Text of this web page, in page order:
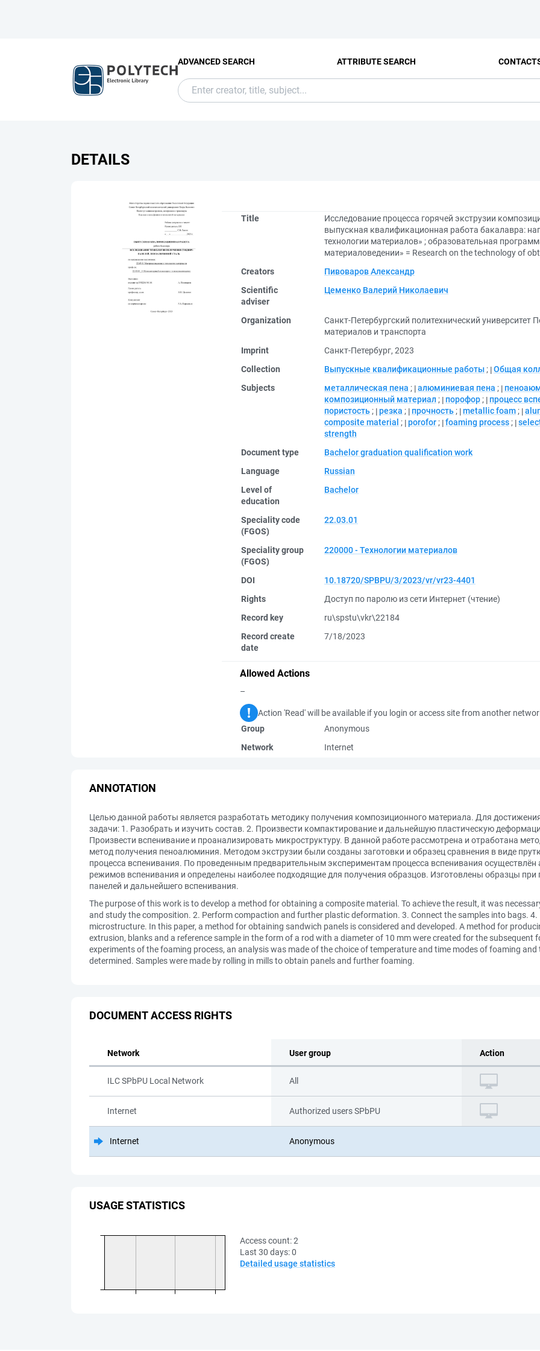
ADVANCED SEARCH ATTRIBUTE SEARCH
DETAILS
Title
Исследование процесса горячей экструзии
выпускная квалификационная работа бакалавра:
технологии материалов» ; образовательная
материаловедении» = Research on the technology of
Creators
Пивоваров Александр
Scientific
adviser
Цеменко Валерий Николаевич
Organization
Санкт-Петербургский политехнический
материалов и транспорта
Imprint
Санкт-Петербург, 2023
Collection
Выпускные квалификационные работы ; Общая
Subjects
металлическая пена ; алюминиевая пена ;
композиционный материал ; порофор ;
процесс
пористость ; резка ; прочность ; metallic foam ;
composite material ; porofor ; foaming process ;
strength
Document type
Bachelor graduation qualification work
Language
Russian
Level of
education
Bachelor
Speciality code
(FGOS)
22.03.01
Speciality group
(FGOS)
220000 - Технологии материалов
DOI
10.18720/SPBPU/3/2023/vr/vr23-4401
Rights
Доступ по паролю из сети Интернет (чтение)
Record key
ru\spstu\vkr\22184
Record create
date
7/18/2023
Allowed Actions
–
Action 'Read' will be available if you login or access site from another
Group
Anonymous
Network
Internet
ANNOTATION
Целью данной работы является разработать методику получения композиционного материала. Для
задачи: 1. Разобрать и изучить состав. 2. Произвести компактирование и дальнейшую пластическую
Произвести вспенивание и проанализировать микроструктуру. В данной работе рассмотрена и отработана
метод получения пеноалюминия. Методом экструзии были созданы заготовки и образец сравнения в виде
процесса вспенивания. По проведенным предварительным экспериментам процесса вспенивания
режимов вспенивания и определены наиболее подходящие для получения образцов. Изготовлены образцы
панелей и дальнейшего вспенивания.
The purpose of this work is to develop a method for obtaining a composite material. To achieve the result, it was
and study the composition. 2. Perform compaction and further plastic deformation. 3. Connect the samples into bags.
microstructure. In this paper, a method for obtaining sandwich panels is considered and developed. A method for
extrusion, blanks and a reference sample in the form of a rod with a diameter of 10 mm were created for the
experiments of the foaming process, an analysis was made of the choice of temperature and time modes of foaming
determined. Samples were made by rolling in mills to obtain panels and further foaming.
DOCUMENT ACCESS RIGHTS
Network User group Action
ILC SPbPU Local Network All
Internet Authorized users SPbPU
Internet Anonymous
USAGE STATISTICS
Access count:2
Last 30 days:0
Detailed usage statistics